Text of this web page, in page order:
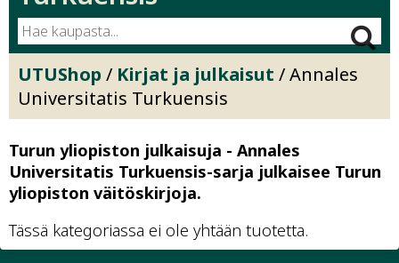
UTUShop / Kirjat ja julkaisut / Annales
Universitatis Turkuensis
Turun yliopiston julkaisuja - Annales
Universitatis Turkuensis-sarja julkaisee Turun
yliopiston väitöskirjoja.
Tässä kategoriassa ei ole yhtään tuotetta.